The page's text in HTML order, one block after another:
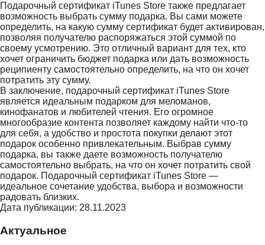
Подарочный сертификат iTunes Store также предлагает
возможность выбрать сумму подарка. Вы сами можете
определить, на какую сумму сертификат будет активирован,
позволяя получателю распоряжаться этой суммой по
своему усмотрению. Это отличный вариант для тех, кто
хочет ограничить бюджет подарка или дать возможность
реципиенту самостоятельно определить, на что он хочет
потратить эту сумму.
В заключение, подарочный сертификат iTunes Store
является идеальным подарком для меломанов,
кинофанатов и любителей чтения. Его огромное
многообразие контента позволяет каждому найти что-то
для себя, а удобство и простота покупки делают этот
подарок особенно привлекательным. Выбрав сумму
подарка, вы также даете возможность получателю
самостоятельно выбрать, на что он хочет потратить свой
подарок. Подарочный сертификат iTunes Store —
идеальное сочетание удобства, выбора и возможности
радовать близких.
Дата публикации: 28.11.2023
Актуальное